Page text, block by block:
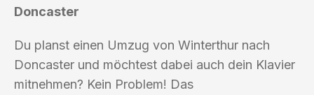
Doncaster
Du planst einen Umzug von Winterthur nach
Doncaster und möchtest dabei auch dein Klavier
mitnehmen? Kein Problem! Das